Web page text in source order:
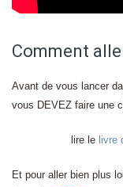
Comment
Avant de vous lancer
vous DEVEZ faire une
lire le livre
Et pour aller bien plus